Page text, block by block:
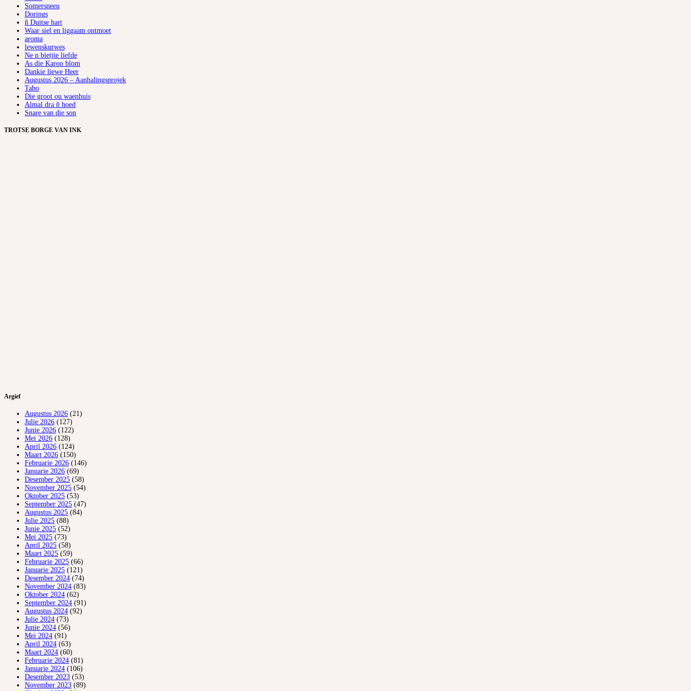
Somersneeu
Dorings
ñ Duitse hart
Waar siel en liggaam ontmoet
aroma
lewenskurwes
Ne n bietjie liefde
As die Karoo blom
Dankie liewe Heer
Augustus 2026 – Aanhalingsprojek
Tabo
Die groot ou waenhuis
Almal dra ñ hoed
Snare van die son
TROTSE BORGE VAN INK
Argief
Augustus 2026 (21)
Julie 2026 (127)
Junie 2026 (122)
Mei 2026 (128)
April 2026 (124)
Maart 2026 (150)
Februarie 2026 (146)
Januarie 2026 (69)
Desember 2025 (58)
November 2025 (54)
Oktober 2025 (53)
September 2025 (47)
Augustus 2025 (84)
Julie 2025 (88)
Junie 2025 (52)
Mei 2025 (73)
April 2025 (58)
Maart 2025 (59)
Februarie 2025 (66)
Januarie 2025 (121)
Desember 2024 (74)
November 2024 (83)
Oktober 2024 (62)
September 2024 (91)
Augustus 2024 (92)
Julie 2024 (73)
Junie 2024 (56)
Mei 2024 (91)
April 2024 (63)
Maart 2024 (60)
Februarie 2024 (81)
Januarie 2024 (106)
Desember 2023 (53)
November 2023 (89)